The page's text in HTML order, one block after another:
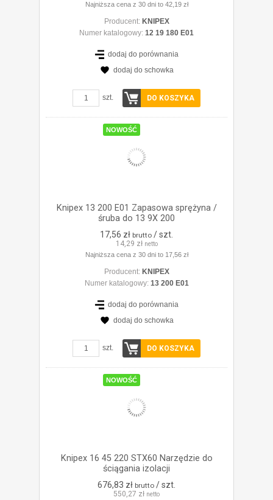
Najniższa cena z 30 dni to 42,19 zł
Producent: KNIPEX
Numer katalogowy: 12 19 180 E01
dodaj do porównania
dodaj do schowka
szt. DO KOSZYKA
NOWOŚĆ
Knipex 13 200 E01 Zapasowa sprężyna /
śruba do 13 9X 200
17,56 zł brutto / szt.
14,29 zł netto
Najniższa cena z 30 dni to 17,56 zł
Producent: KNIPEX
Numer katalogowy: 13 200 E01
dodaj do porównania
dodaj do schowka
szt. DO KOSZYKA
NOWOŚĆ
Knipex 16 45 220 STX60 Narzędzie do
ściągania izolacji
676,83 zł brutto / szt.
550,27 zł netto